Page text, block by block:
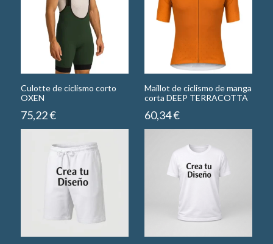
Culotte de ciclismo corto
OXEN
75,22€
Maillot de ciclismo de manga
corta DEEP TERRACOTTA
60,34€